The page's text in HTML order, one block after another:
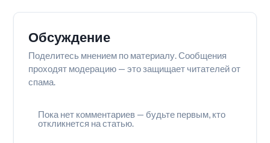
Обсуждение
Поделитесь мнением по материалу. Сообщения
проходят модерацию — это защищает читателей от
спама.
Пока нет комментариев — будьте первым, кто
откликнется на статью.